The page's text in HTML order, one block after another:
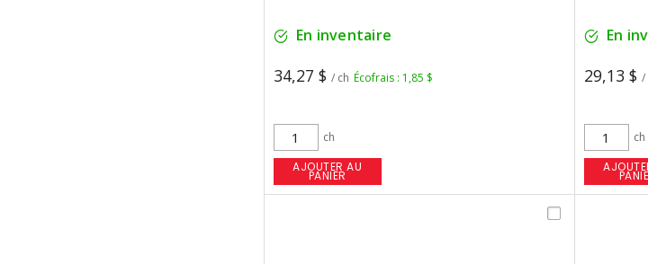
En inventaire
34,27 $ / ch Écofrais : 1,85 $
ch
AJOUTER AU
PANIER
En
29,13 $ /
ch